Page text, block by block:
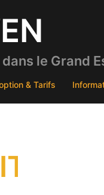
le Grand
& Tarifs